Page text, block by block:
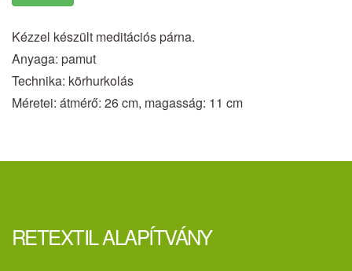
Kézzel készült meditációs párna.
Anyaga: pamut
Technika: körhurkolás
Méretei: átmérő: 26 cm, magasság: 11 cm
RETEXTIL ALAPÍTVÁNY